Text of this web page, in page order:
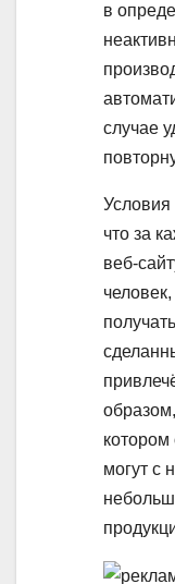
в
случае
Условия
что за
веб-
могут с